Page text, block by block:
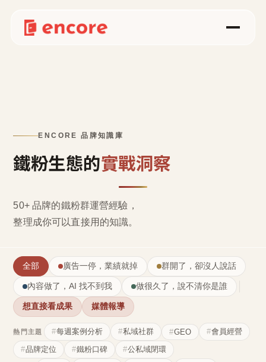
ENCORE 品牌知識庫
鐵粉生態的實戰洞察
50+ 品牌的鐵粉群運營經驗，
整理成你可以直接用的知識。
全部 廣告一停，業績就掉 群開了，卻沒人說話
內容做了，AI 找不到我 做很久了，說不清你是誰
想直接看成果 媒體報導
熱門主題 每週案例分析 私域社群 GEO
會員經營
品牌定位
鐵粉口碑 公私域閉環